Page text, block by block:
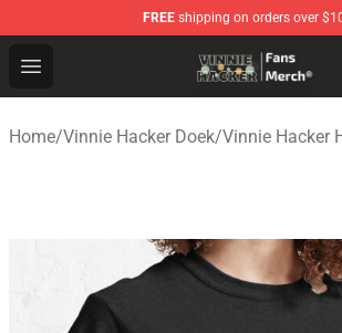
FREE shipping on orders over
Open menu
Vinnie Hacker Store - Official Vinnie
Home/Vinnie Hacker Doek/Vinnie Hacker